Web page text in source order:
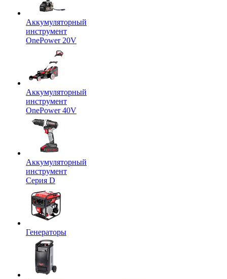
Аккумуляторный
инструмент
OnePower 20V
Аккумуляторный
инструмент
OnePower 40V
Аккумуляторный
инструмент
Серия D
Генераторы